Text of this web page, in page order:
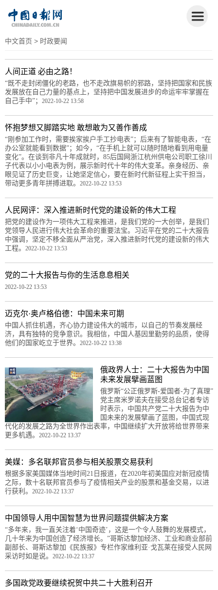
中文首页 > 时政要闻
人间正道 必由之路！
“既不走封闭僵化的老路，也不走改旗易帜的邪路，坚持把国家和民族
发展放在自己力量的基点上，坚持把中国发展进步的命运牢牢掌握在
自己手中”； 2022-10-22 13:58
怀抱梦想又脚踏实地 敢想敢为又善作善成
“刚参加工作时，需要挨家挨户手工抄电表”；后来有了智能电表，“在
办公室就能看到数据”；如今，“在手机上就可以随时随地看到用电量
变化”。在谈到非凡十年成就时，85后国网浙江杭州供电公司职工徐川
子代表以小小电表为例，展示新时代十年的伟大变革。亲身经历、亲
眼见证了历史巨变，让她坚定信心，要在新时代新征程上实干担当，
带动更多青年拼搏进取。 2022-10-22 13:53
人民网评：深入推进新时代党的建设新的伟大工程
把党的建设作为一项伟大工程来推进，是我们党的一大创举，是我们
党领导人民进行伟大社会革命的重要法宝。习近平在党的二十大报告
中强调，坚定不移全面从严治党，深入推进新时代党的建设新的伟大
工程。 2022-10-22 13:53
党的二十大报告与你的生活息息相关
2022-10-22 13:53
迈克尔·奥卢格伯德：中国未来可期
中国人抓住机遇，齐心协力建设伟大的城市，以自己的节奏发展经
济，具有独特的竞争意识。我相信，中国人基因里勤劳的品质，使得
他们的国家屹立于世界。 2022-10-22 13:38
俄政界人士：二十大报告为中国
未来发展擘画蓝图
俄罗斯“公正俄罗斯-爱国者-为了真理”
党主席米罗诺夫在接受总台记者专访
时表示，中国共产党二十大报告为中
国未来的发展擘画了蓝图，中国式现
代化的发展之路为全世界作出表率，中国继续扩大开放将给世界带来
更多机遇。 2022-10-22 13:37
美媒：多名联邦官员参与相关股票交易获利
根据多家美国媒体当地时间21日报道，在2020年初美国应对新冠疫情
之际，数十名联邦官员参与了疫情相关产业的股票和基金交易，以进
行获利。 2022-10-22 13:37
中国领导人用中国智慧为世界问题提供解决方案
“多年来，我一直关注着‘中国奇迹’，这是一个令人鼓舞的发展模式，
几十年来为中国创造了经济增长。”哥斯达黎加经济、工业和商业部前
副部长、哥斯达黎加《民族报》专栏作家维利亚·戈瓦莱在接受人民网
采访时如是说。 2022-10-22 13:37
多国政党政要继续祝贺中共二十大胜利召开